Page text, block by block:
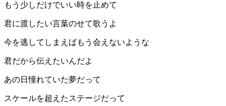
もう少しだけでいい時を止めて
君に渡したい言葉のせて歌うよ
今を逃してしまえばもう会えないような
君だから伝えたいんだよ
あの日憧れていた夢だって
スケールを超えたステージだって